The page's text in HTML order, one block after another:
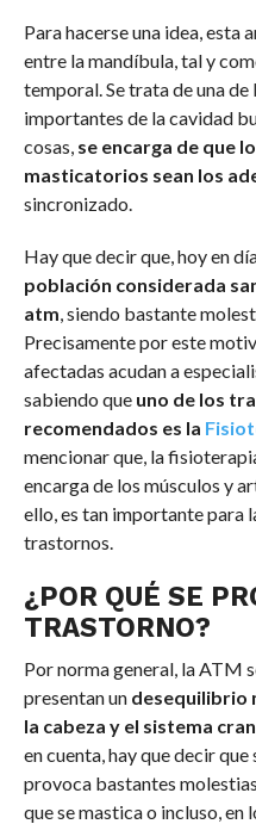
Para hacerse una idea, esta
entre la mandíbula, tal y
temporal. Se trata de una
importantes de la cavidad
cosas, se encarga de que
masticatorios sean los
sincronizado.
Hay que decir que, hoy en
población considerada
atm , siendo bastante
Precisamente por este
afectadas acudan a
sabiendo que uno de los
recomendados es la
mencionar que, la
encarga de los músculos y
ello, es tan importante para
trastornos.
¿POR QUÉ SE
TRASTORNO?
Por norma general, la ATM
presentan un desequilibrio
la cabeza y el sistema
en cuenta, hay que decir
provoca bastantes
que se mastica o incluso, en